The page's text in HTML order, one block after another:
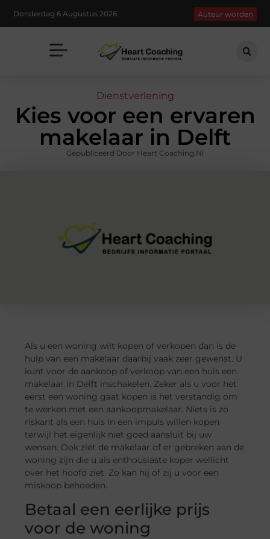
Donderdag 6 Augustus 2026 Auteur worden
Dienstverlening
Kies voor een ervaren
makelaar in Delft
Gepubliceerd Door Heart Coaching.nl
Als u een woning wilt kopen of verkopen dan is de
hulp van een makelaar daarbij vaak zeer gewenst. U
kunt voor de aankoop of verkoop van een huis een
makelaar in Delft inschakelen. Zeker als u voor het
eerst een woning gaat kopen is het verstandig om
te werken met een aankoopmakelaar. Niets is zo
riskant als een huis in een impuls willen kopen
terwijl het eigenlijk niet goed aansluit bij uw
wensen. Ook ziet de makelaar of er gebreken aan de
woning zijn die u als enthousiaste koper wellicht
over het hoofd ziet. Zo kan hij of zij u voor een
miskoop behoeden.
Betaal een eerlijke prijs
voor de woning